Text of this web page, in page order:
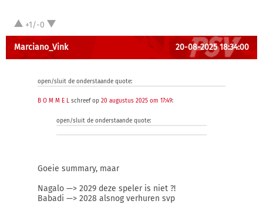
+1/-0
Marciano_Vink 20-08-2025 18:34:00
open/sluit de onderstaande quote:
B O M M E L schreef op 20 augustus 2025 om 17:49:
open/sluit de onderstaande quote:
Goeie summary, maar
Nagalo —> 2029 deze speler is niet ?!
Babadi —> 2028 alsnog verhuren svp